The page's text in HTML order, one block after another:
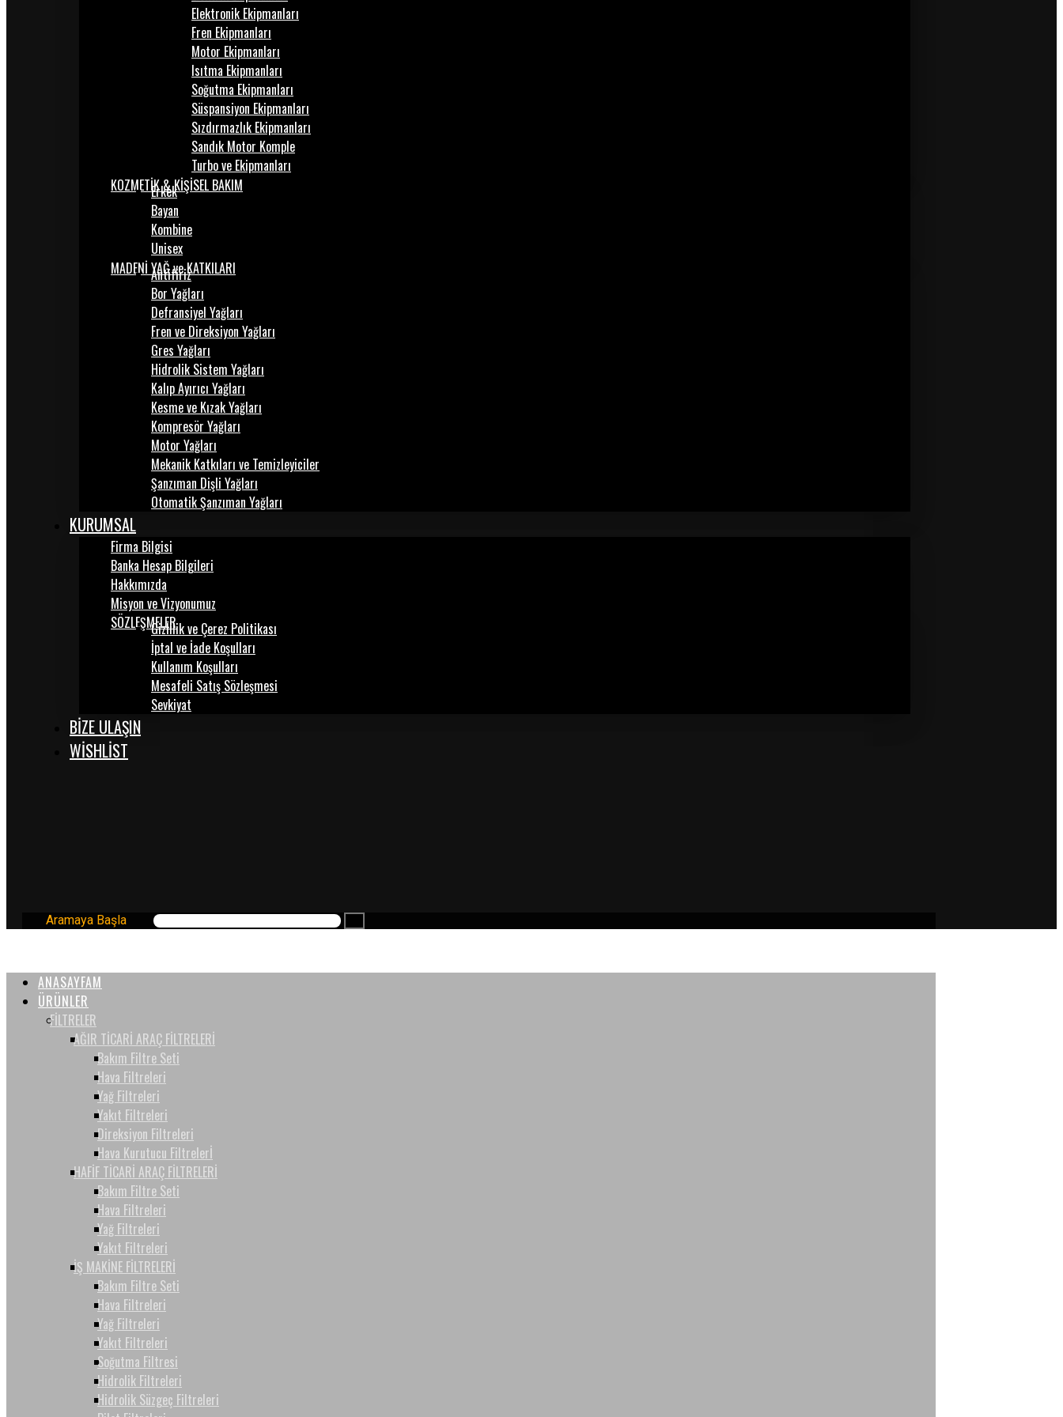
Elektronik Ekipmanları
Fren Ekipmanları
Motor Ekipmanları
Isıtma Ekipmanları
Soğutma Ekipmanları
Süspansiyon Ekipmanları
Sızdırmazlık Ekipmanları
Sandık Motor Komple
Turbo ve Ekipmanları
KOZMETİK & KİŞİSEL BAKIM
Erkek
Bayan
Kombine
Unisex
MADENİ YAĞ ve KATKILARI
Antifiriz
Bor Yağları
Defransiyel Yağları
Fren ve Direksiyon Yağları
Gres Yağları
Hidrolik Sistem Yağları
Kalıp Ayırıcı Yağları
Kesme ve Kızak Yağları
Kompresör Yağları
Motor Yağları
Mekanik Katkıları ve Temizleyiciler
Şanzıman Dişli Yağları
Otomatik Şanzıman Yağları
KURUMSAL
Firma Bilgisi
Banka Hesap Bilgileri
Hakkımızda
Misyon ve Vizyonumuz
SÖZLEŞMELERGizlilik ve Çerez Politikası
İptal ve İade Koşulları
Kullanım Koşulları
Mesafeli Satış Sözleşmesi
Sevkiyat
BİZE ULAŞIN
WISHLIST
Aramaya Başla
ANASAYFAM
ÜRÜNLER
FİLTRELER
AĞIR TİCARİ ARAÇ FİLTRELERİ
Bakım Filtre Seti
Hava Filtreleri
Yağ Filtreleri
Yakıt Filtreleri
Direksiyon Filtreleri
Hava Kurutucu Filtrelerİ
HAFİF TİCARİ ARAÇ FİLTRELERİ
Bakım Filtre Seti
Hava Filtreleri
Yağ Filtreleri
Yakıt Filtreleri
İŞ MAKİNE FİLTRELERİ
Bakım Filtre Seti
Hava Filtreleri
Yağ Filtreleri
Yakıt Filtreleri
Soğutma Filtresi
Hidrolik Filtreleri
Hidrolik Süzgeç Filtreleri